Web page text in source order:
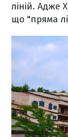
ліній. Адже
що "пряма